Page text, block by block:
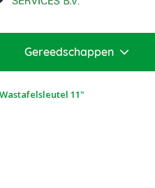
Gereedschappen
Wastafelsleutel 11"